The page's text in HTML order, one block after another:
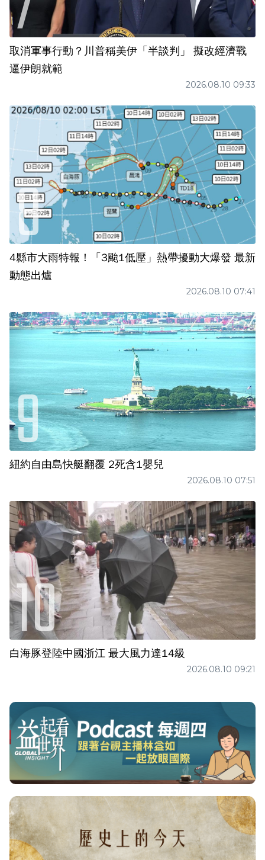
取消軍事行動？川普稱美伊「半談判」 擬改經濟戰
逼伊朗就範
2026.08.10 09:33
4縣市大雨特報！「3颱1低壓」熱帶擾動大爆發 最新
動態出爐
2026.08.10 07:41
紐約自由島快艇翻覆 2死含1嬰兒
2026.08.10 07:51
白海豚登陸中國浙江 最大風力達14級
2026.08.10 09:21